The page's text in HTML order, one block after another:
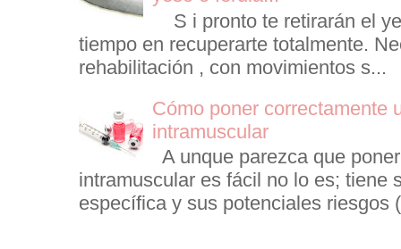
S i pronto te retirarán el
tiempo en recuperarte totalmente.
rehabilitación , con movimientos s...
Cómo poner correctamente
intramuscular
A unque parezca que
intramuscular es fácil no lo es; tiene
específica y sus potenciales riesgos